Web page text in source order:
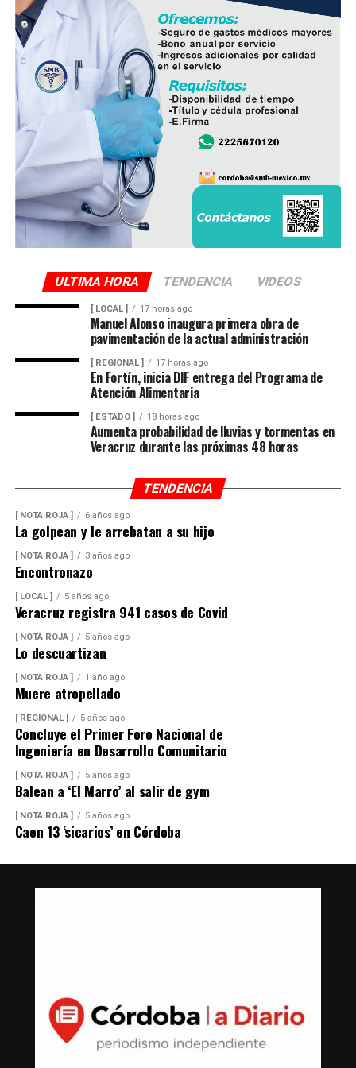
ULTIMA HORA TENDENCIA VIDEOS
[ LOCAL ] 17 horas ago
Manuel Alonso inaugura primera obra de
pavimentación de la actual administración
[ REGIONAL ] 17 horas ago
En Fortín, inicia DIF entrega del Programa de
Atención Alimentaria
[ ESTADO ] 18 horas ago
Aumenta probabilidad de lluvias y tormentas en
Veracruz durante las próximas 48 horas
TENDENCIA
[ NOTA ROJA ] 6 años ago
La golpean y le arrebatan a su hijo
[ NOTA ROJA ] 3 años ago
Encontronazo
[ LOCAL ] 5 años ago
Veracruz registra 941 casos de Covid
[ NOTA ROJA ] 5 años ago
Lo descuartizan
[ NOTA ROJA ] 1 año ago
Muere atropellado
[ REGIONAL ] 5 años ago
Concluye el Primer Foro Nacional de
Ingeniería en Desarrollo Comunitario
[ NOTA ROJA ] 5 años ago
Balean a ‘El Marro’ al salir de gym
[ NOTA ROJA ] 5 años ago
Caen 13 ‘sicarios’ en Córdoba